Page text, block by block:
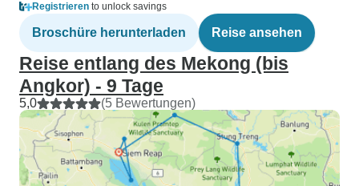
Registrieren to unlock savings
Broschüre herunterladen Reise ansehen
Reise entlang des Mekong (bis
Angkor) - 9 Tage
5,0 (5 Bewertungen)